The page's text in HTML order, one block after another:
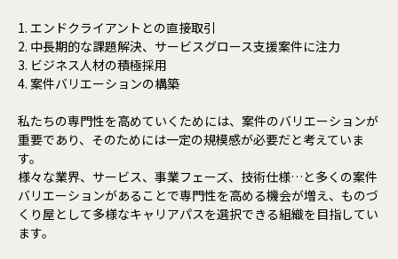
1. エンドクライアントとの直接取引
2. 中長期的な課題解決、サービスグロース支援案件に注力
3. ビジネス人材の積極採用
4. 案件バリエーションの構築
私たちの専門性を高めていくためには、案件のバリエーションが
重要であり、そのためには一定の規模感が必要だと考えていま
す。
様々な業界、サービス、事業フェーズ、技術仕様…と多くの案件
バリエーションがあることで専門性を高める機会が増え、ものづ
くり屋として多様なキャリアパスを選択できる組織を目指してい
ます。